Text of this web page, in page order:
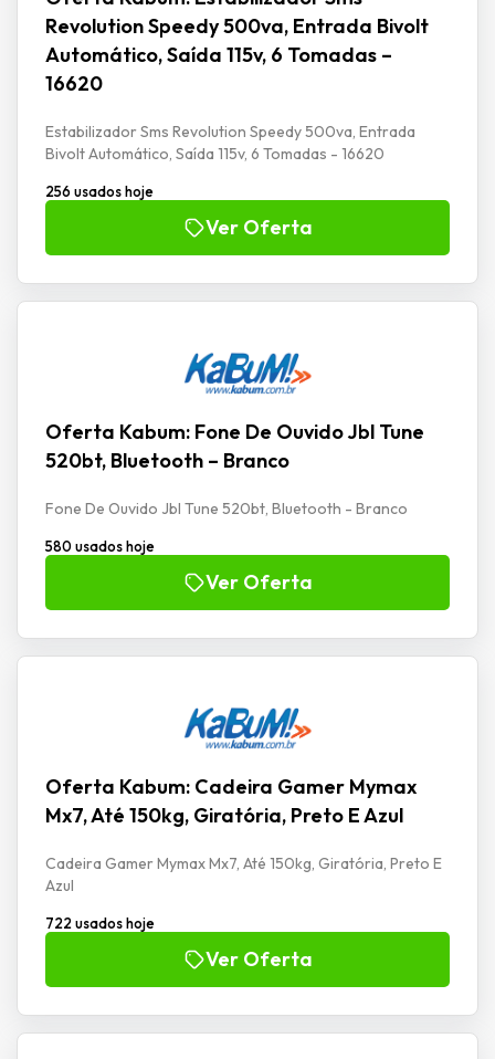
Revolution Speedy 500va, Entrada Bivolt
Automático, Saída 115v, 6 Tomadas –
16620
Estabilizador Sms Revolution Speedy 500va, Entrada
Bivolt Automático, Saída 115v, 6 Tomadas - 16620
256 usados hoje
Ver Oferta
Oferta Kabum: Fone De Ouvido Jbl Tune
520bt, Bluetooth – Branco
Fone De Ouvido Jbl Tune 520bt, Bluetooth - Branco
580 usados hoje
Ver Oferta
Oferta Kabum: Cadeira Gamer Mymax
Mx7, Até 150kg, Giratória, Preto E Azul
Cadeira Gamer Mymax Mx7, Até 150kg, Giratória, Preto E
Azul
722 usados hoje
Ver Oferta